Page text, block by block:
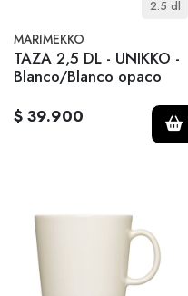
2.5 dl
MARIMEKKO
TAZA 2,5 DL - UNIKKO -
Blanco/Blanco opaco
$ 39.900